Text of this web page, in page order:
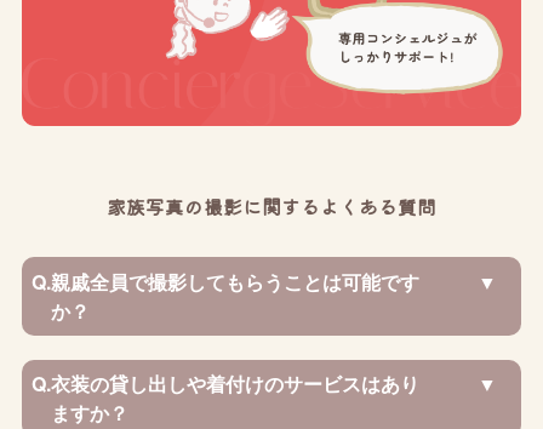
家族写真の撮影に関するよくある質問
Q.親戚全員で撮影してもらうことは可能です
か？
Q.衣装の貸し出しや着付けのサービスはあり
ますか？